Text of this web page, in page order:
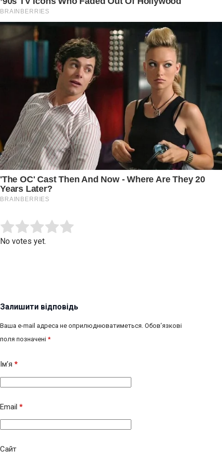
Rate this item:
No votes yet.
Залишити відповідь
Ваша e-mail адреса не оприлюднюватиметься. Обов’язкові
поля позначені *
Ім’я *
Email *
Сайт